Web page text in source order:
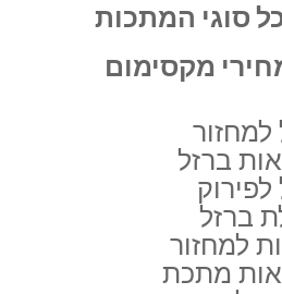
סוגי המתכות
מקסימום
למחזור
ברזל
לפירוק
ברזל
למחזור
מתכת